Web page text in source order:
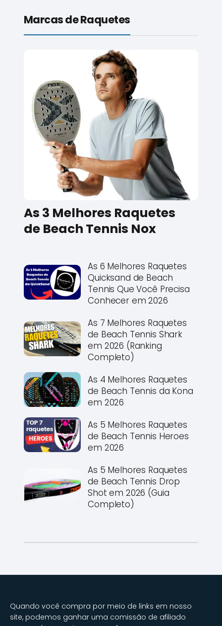
Marcas de Raquetes
As 3 Melhores Raquetes
de Beach Tennis Nox
As 6 Melhores Raquetes
Quicksand de Beach
Tennis Que Você Precisa
Conhecer em 2026
As 7 Melhores Raquetes
de Beach Tennis Shark
em 2026 (Ranking
Completo)
As 4 Melhores Raquetes
de Beach Tennis da Kona
em 2026
As 5 Melhores Raquetes
de Beach Tennis Heroes
em 2026
As 5 Melhores Raquetes
de Beach Tennis Drop
Shot em 2026 (Guia
Completo)
Quando você compra por meio de links em nosso
site, podemos ganhar uma comissão de afiliado